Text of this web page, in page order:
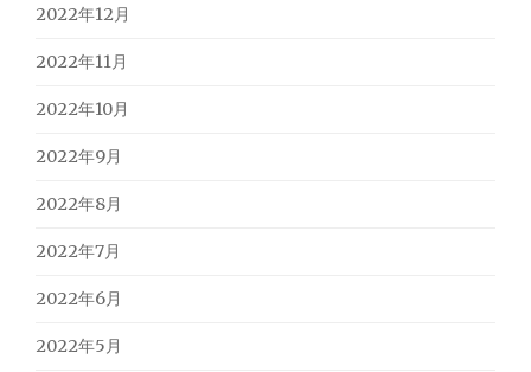
2022年12月
2022年11月
2022年10月
2022年9月
2022年8月
2022年7月
2022年6月
2022年5月